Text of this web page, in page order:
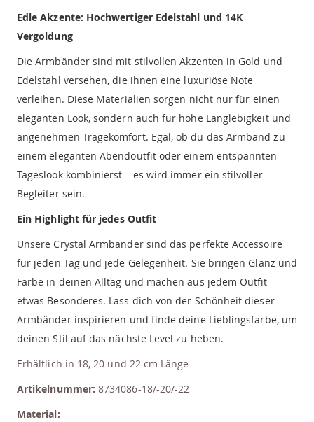
Edle Akzente: Hochwertiger Edelstahl und 14K
Vergoldung
Die Armbänder sind mit stilvollen Akzenten in Gold und
Edelstahl versehen, die ihnen eine luxuriöse Note
verleihen. Diese Materialien sorgen nicht nur für einen
eleganten Look, sondern auch für hohe Langlebigkeit und
angenehmen Tragekomfort. Egal, ob du das Armband zu
einem eleganten Abendoutfit oder einem entspannten
Tageslook kombinierst – es wird immer ein stilvoller
Begleiter sein.
Ein Highlight für jedes Outfit
Unsere Crystal Armbänder sind das perfekte Accessoire
für jeden Tag und jede Gelegenheit. Sie bringen Glanz und
Farbe in deinen Alltag und machen aus jedem Outfit
etwas Besonderes. Lass dich von der Schönheit dieser
Armbänder inspirieren und finde deine Lieblingsfarbe, um
deinen Stil auf das nächste Level zu heben.
Erhältlich in 18, 20 und 22 cm Länge
Artikelnummer:8734086-18/-20/-22
Material: